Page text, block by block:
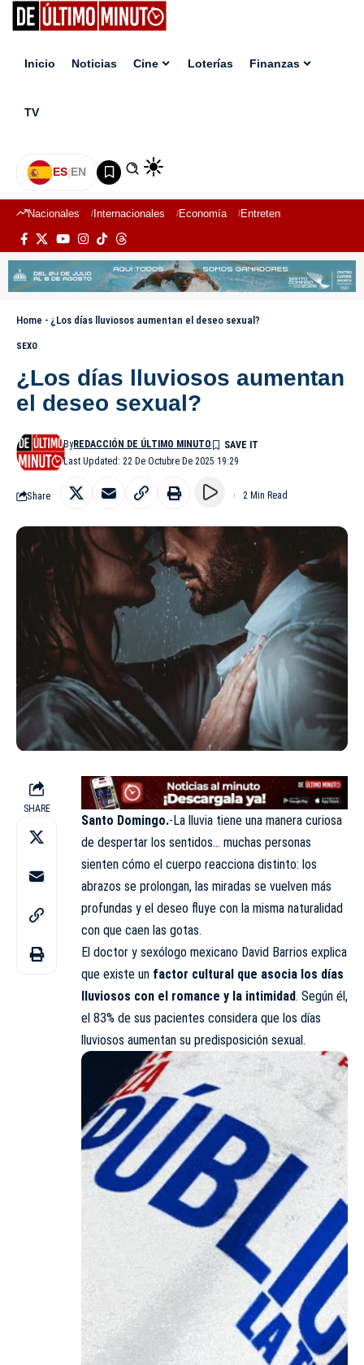
Inicio Noticias Cine Loterías Finanzas
TV
ES|EN
Nacionales Internacionales Economía Entretenimiento
Home - ¿Los días lluviosos aumentan el deseo sexual?
SEXO
¿Los días lluviosos aumentan
el deseo sexual?
Last Updated: 22 De Octubre De 2025 19:29
ByREDACCIÓN DE ÚLTIMO MINUTO
Share 2 Min Read
SHARE
Santo Domingo.-La lluvia tiene una manera curiosa
de despertar los sentidos… muchas personas
sienten cómo el cuerpo reacciona distinto: los
abrazos se prolongan, las miradas se vuelven más
profundas y el deseo fluye con la misma naturalidad
con que caen las gotas.
El doctor y sexólogo mexicano David Barrios explica
que existe un factor cultural que asocia los días
lluviosos con el romance y la intimidad. Según él,
el 83% de sus pacientes considera que los días
lluviosos aumentan su predisposición sexual.